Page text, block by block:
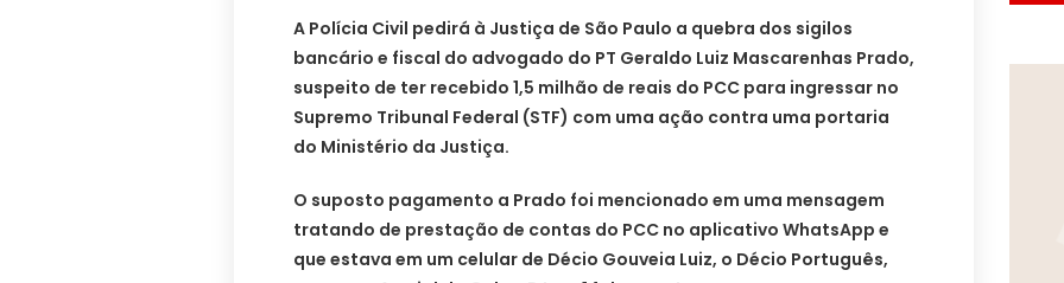
A Polícia Civil pedirá à Justiça de São Paulo a quebra dos sigilos
bancário e fiscal do advogado do PT Geraldo Luiz Mascarenhas Prado,
suspeito de ter recebido 1,5 milhão de reais do PCC para ingressar no
Supremo Tribunal Federal (STF) com uma ação contra uma portaria
do Ministério da Justiça.
O suposto pagamento a Prado foi mencionado em uma mensagem
tratando de prestação de contas do PCC no aplicativo WhatsApp e
que estava em um celular de Décio Gouveia Luiz, o Décio Português,